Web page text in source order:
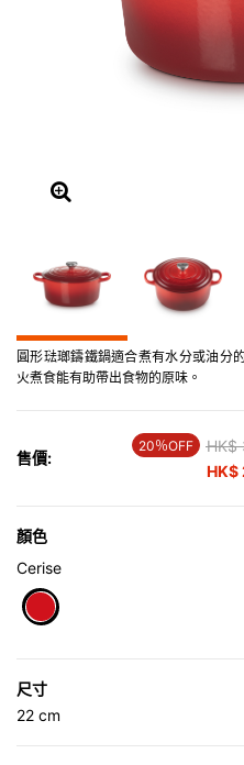
圓形琺瑯鑄鐵鍋適合煮有水分或油分
火煮食能有助帶出食物的原味。
售價:
20％OFF HK$
HK$
顏色
Cerise
尺寸
22 cm